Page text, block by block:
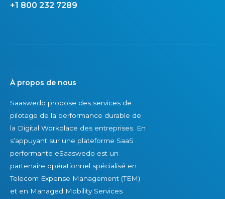
+1 800 232 7289
À propos de nous
Saaswedo propose des services de
pilotage de la performance durable de
la Digital Workplace des entreprises. En
s’appuyant sur une plateforme SaaS
performante eSaaswedo est un
partenaire opérationnel spécialisé en
Telecom Expense Management (TEM)
et en Managed Mobility Services